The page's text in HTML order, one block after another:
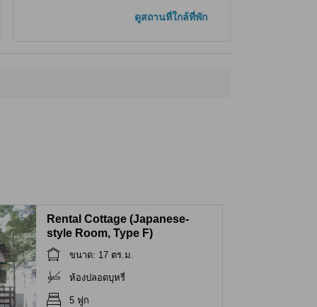
ดูสถานที่ใกล้ที่พัก
Rental Cottage (Japanese-
style Room, Type F)
ขนาด: 17 ตร.ม.
ห้องปลอดบุหรี่
5 ฟูก